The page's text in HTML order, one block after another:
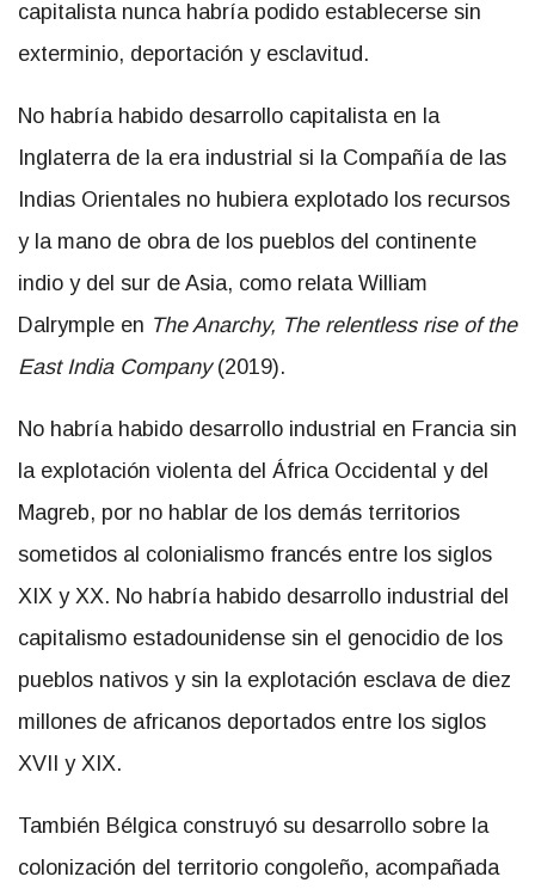
capitalista nunca habría podido establecerse sin
exterminio, deportación y esclavitud.
No habría habido desarrollo capitalista en la
Inglaterra de la era industrial si la Compañía de las
Indias Orientales no hubiera explotado los recursos
y la mano de obra de los pueblos del continente
indio y del sur de Asia, como relata William
Dalrymple en The Anarchy, The relentless rise of the
East India Company (2019).
No habría habido desarrollo industrial en Francia sin
la explotación violenta del África Occidental y del
Magreb, por no hablar de los demás territorios
sometidos al colonialismo francés entre los siglos
XIX y XX. No habría habido desarrollo industrial del
capitalismo estadounidense sin el genocidio de los
pueblos nativos y sin la explotación esclava de diez
millones de africanos deportados entre los siglos
XVII y XIX.
También Bélgica construyó su desarrollo sobre la
colonización del territorio congoleño, acompañada